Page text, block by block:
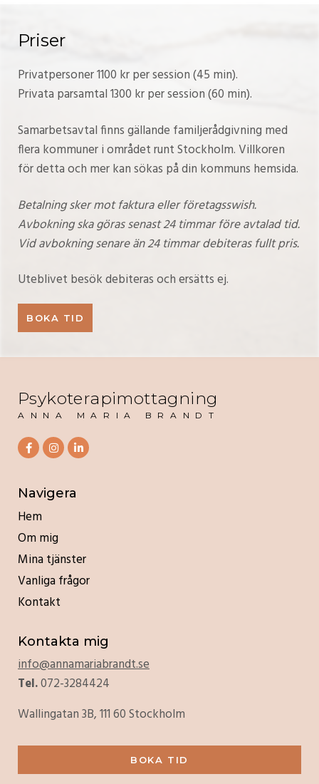
Priser
Privatpersoner 1100 kr per session (45 min).
Privata parsamtal 1300 kr per session (60 min).
Samarbetsavtal finns gällande familjerådgivning med
flera kommuner i området runt Stockholm. Villkoren
för detta och mer kan sökas på din kommuns hemsida.
Betalning sker mot faktura eller företagsswish.
Avbokning ska göras senast 24 timmar före avtalad tid.
Vid avbokning senare än 24 timmar debiteras fullt pris.
Uteblivet besök debiteras och ersätts ej.
BOKA TID
Psykoterapimottagning
ANNA MARIA BRANDT
Navigera
Hem
Om mig
Mina tjänster
Vanliga frågor
Kontakt
Kontakta mig
info@annamariabrandt.se
Tel.072-3284424
Wallingatan 3B, 111 60 Stockholm
BOKA TID